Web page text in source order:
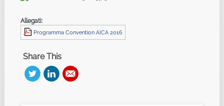
Allegati:
Programma Convention AICA 2016
Share This